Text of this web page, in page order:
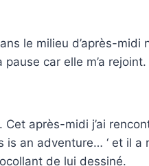
le milieu d’après-
car elle m’a rejoint.
Cet après-midi j’ai
is an adventure… ‘ et il
de lui dessiné.